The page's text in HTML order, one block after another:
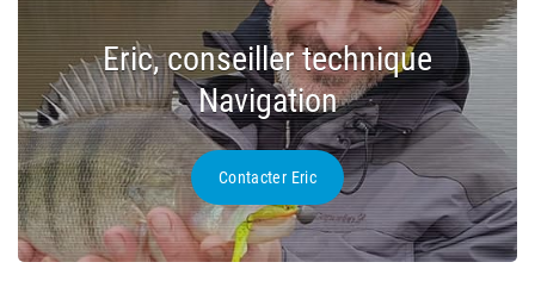
Eric, conseiller technique
Navigation
Contacter Eric